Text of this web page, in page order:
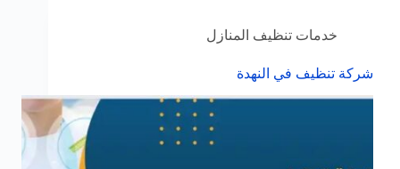
خدمات تنظيف المنازل
شركة تنظيف في النهدة